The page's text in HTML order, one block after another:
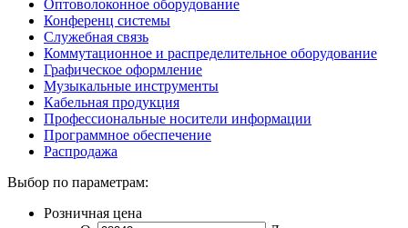
Оптоволоконное оборудование
Конференц системы
Служебная связь
Коммутационное и распределительное оборудование
Графическое оформление
Музыкальные инструменты
Кабельная продукция
Профессиональные носители информации
Программное обеспечение
Распродажа
Выбор по параметрам:
Розничная цена